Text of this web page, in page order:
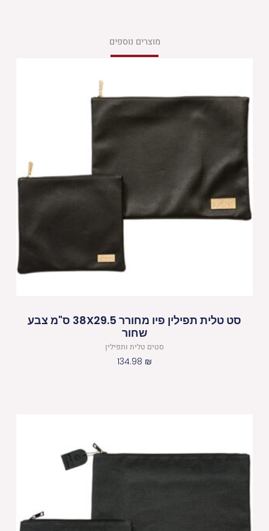
מוצרים נוספים
סט טלית תפילין פיו מחורר 38X29.5 ס"מ צבע
שחור
סטים טלית ותפילין
134.98 ₪